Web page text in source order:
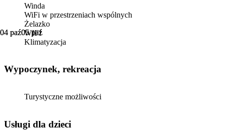
04 paź05 paź
04 paź05 paź
Winda
WiFi w przestrzeniach wspólnych
Żelazko
WIFI
Klimatyzacja
Wypoczynek, rekreacja
Turystyczne możliwości
usługi dla dzieci